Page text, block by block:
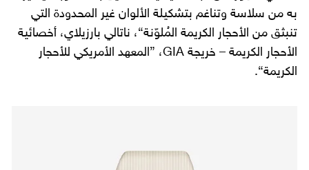
به من سلاسة وتناغم بتشكيلة الألوان غير المحدودة التي
تنبثق من الأحجار الكريمة المُلوّنة“، ناتالي بارزيلاي، أخصائية
الأحجار الكريمة – خريجة GIA، ”المعهد الأمريكي للأحجار
الكريمة“.